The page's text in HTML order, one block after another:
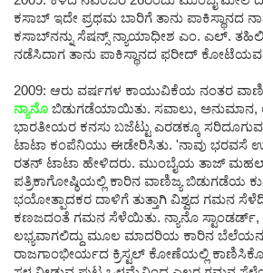
ಕಸಾಬ್ ಇದೇ ಪ್ರಥಮ ಬಾರಿಗೆ ತಾನು ಪಾಕಿಸ್ಥಾನದ
ಕಸಾಬ್‌ನನ್ನು ಸೆಷನ್ಸ್ ನ್ಯಾಯಾಧೀಶ ಎಂ. ಎಲ್.
ನಡೆಸಿದಾಗ ತಾನು ಪಾಕಿಸ್ಥಾನದ ಫರೀದ್
2009: ಆರು ವರ್ಷಗಳ ಕಾಯುವಿಕೆಯ ನಂತರ
ನ್ಯಾನೊ ಬಿಡುಗಡೆಯಾಯಿತು. ಸವಾಲು, ಅನುಮಾನ,
ಭಾರತೀಯರ ಕನಸು ಬಜೆಟ್ಟು ಎರಡಕ್ಕೂ
ಟಾಟಾ ಕಂಪೆನಿಯು ಈಡೇರಿಸಿತು. 'ನಾವು ಭರವಸೆ
ರತನ್ ಟಾಟಾ ಹೇಳಿದರು. ಮುಂಬೈಯ ತಾಜ್
ಪತ್ರಿಕಾಗೋಷ್ಠಿಯಲ್ಲಿ ಕಾರಿನ ವಾಣಿಜ್ಯ ಬಿಡುಗಡೆಯ
ಭಯೋತ್ಪಾದಕರ ದಾಳಿಗೆ ತುತ್ತಾಗಿ ವಿಶ್ವದ ಗಮನ
ಕಣಜದಂತೆ ಗಮನ ಸೆಳೆಯಿತು. ನ್ಯಾನೊ ಸ್ಟಾಂಡರ್ಡ್,
ಲಭ್ಯವಾಗಲಿದ್ದು ಮೂಲ ಮಾದರಿಯ ಕಾರಿನ
ರಾಜಗಾಂಭೀರ್ಯದ ಕ್ರಿಸ್ಟಲ್ ಕೋಣೆಯಲ್ಲಿ